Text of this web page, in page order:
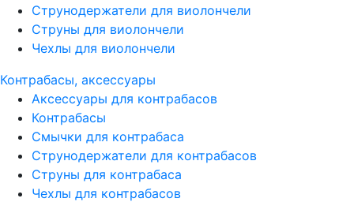
Струнодержатели для виолончели
Струны для виолончели
Чехлы для виолончели
Контрабасы, аксессуары
Аксессуары для контрабасов
Контрабасы
Смычки для контрабаса
Струнодержатели для контрабасов
Струны для контрабаса
Чехлы для контрабасов